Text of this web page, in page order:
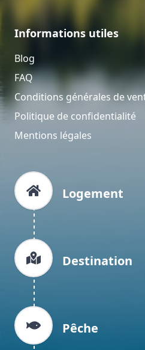
Informations utiles
Blog
FAQ
Conditions générales de
Politique de confidentialité
Mentions légales
Logement
Destination
Pêche